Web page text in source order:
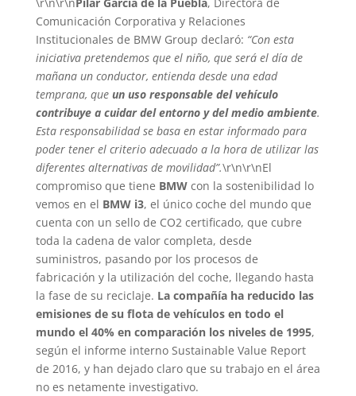
\r\n\r\n Pilar García de la Puebla, Directora de
Comunicación Corporativa y Relaciones
Institucionales de BMW Group declaró: “Con esta
iniciativa pretendemos que el niño, que será el día de
mañana un conductor, entienda desde una edad
temprana, que un uso responsable del vehículo
contribuye a cuidar del entorno y del medio ambiente.
Esta responsabilidad se basa en estar informado para
poder tener el criterio adecuado a la hora de utilizar las
diferentes alternativas de movilidad”.\r\n\r\nEl
compromiso que tiene BMWcon la sostenibilidad lo
vemos en el BMW i3, el único coche del mundo que
cuenta con un sello de CO2 certificado, que cubre
toda la cadena de valor completa, desde
suministros, pasando por los procesos de
fabricación y la utilización del coche, llegando hasta
la fase de su reciclaje. La compañía ha reducido las
emisiones de su flota de vehículos en todo el
mundo el 40% en comparación los niveles de 1995,
según el informe interno Sustainable Value Report
de 2016, y han dejado claro que su trabajo en el área
no es netamente investigativo.